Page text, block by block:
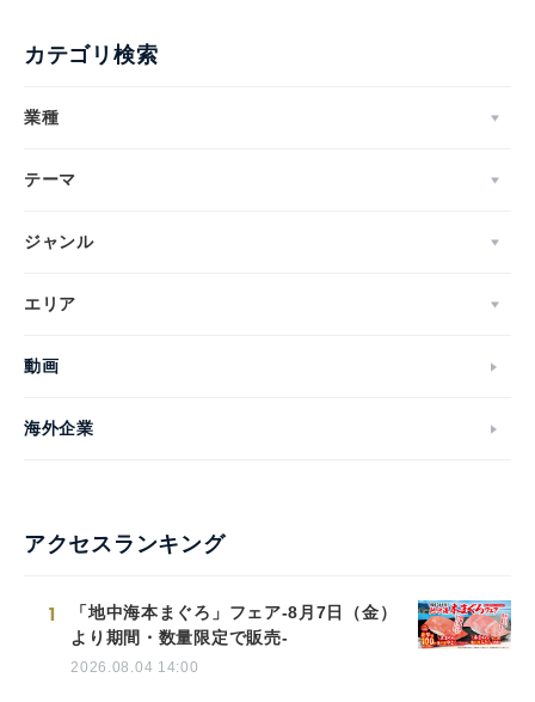
カテゴリ検索
業種
テーマ
ジャンル
エリア
動画
海外企業
アクセスランキング
1
「地中海本まぐろ」フェア-8月7日（金）
より期間・数量限定で販売-
2026.08.04 14:00